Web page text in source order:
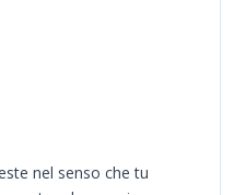
nel senso che tu